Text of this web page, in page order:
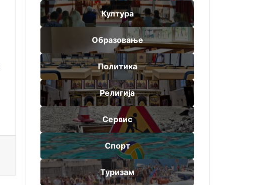
Култура
Образовање
Политика
Религија
Сервис
Спорт
Туризам